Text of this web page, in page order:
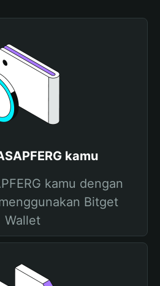
kamu
kamu dengan
Bitget
Wallet